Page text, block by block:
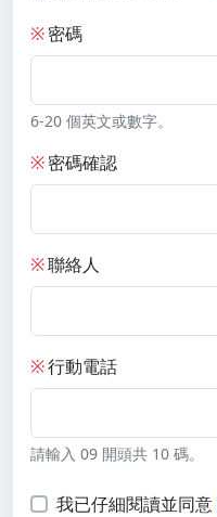
※密碼
6-20 個英文或數字。
※密碼確認
※聯絡人
※行動電話
請輸入 09 開頭共 10 碼。
我已仔細閱讀並同意